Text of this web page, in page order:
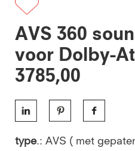
AVS 360
voor Dolby-
3785,00
type.: AVS ( met